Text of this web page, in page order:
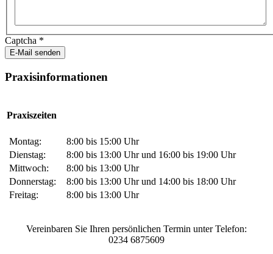
Captcha *
E-Mail senden
Praxisinformationen
Praxiszeiten
Montag:
8:00 bis 15:00 Uhr
Dienstag:
8:00 bis 13:00 Uhr und 16:00 bis 19:00 Uhr
Mittwoch:
8:00 bis 13:00 Uhr
Donnerstag:
8:00 bis 13:00 Uhr und 14:00 bis 18:00 Uhr
Freitag:
8:00 bis 13:00 Uhr
Vereinbaren Sie Ihren persönlichen Termin unter Telefon:
0234 6875609